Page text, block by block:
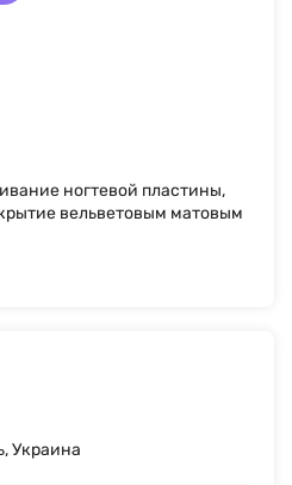
ногтевой пластины,
вельветовым матовым
Украина